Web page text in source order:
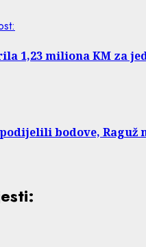
1,23 miliona KM za
bodove, Raguž